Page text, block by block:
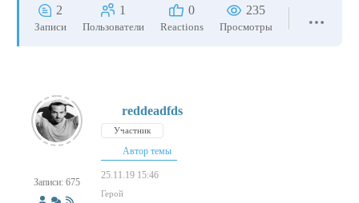
2
Записи
1
Пользователи
0
Reactions
235
Просмотры
Записи: 675
reddeadfds
Участник
Автор темы
25.11.19 15:46
Герой